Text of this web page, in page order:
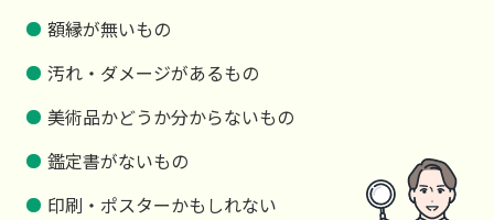
額縁が無いもの
汚れ・ダメージがあるもの
美術品かどうか分からないもの
鑑定書がないもの
印刷・ポスターかもしれない